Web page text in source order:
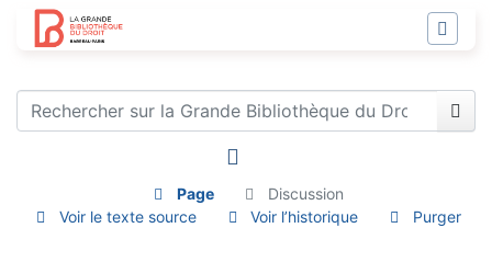
Page
Discussion
Voir le texte source
Voir l’historique Purger